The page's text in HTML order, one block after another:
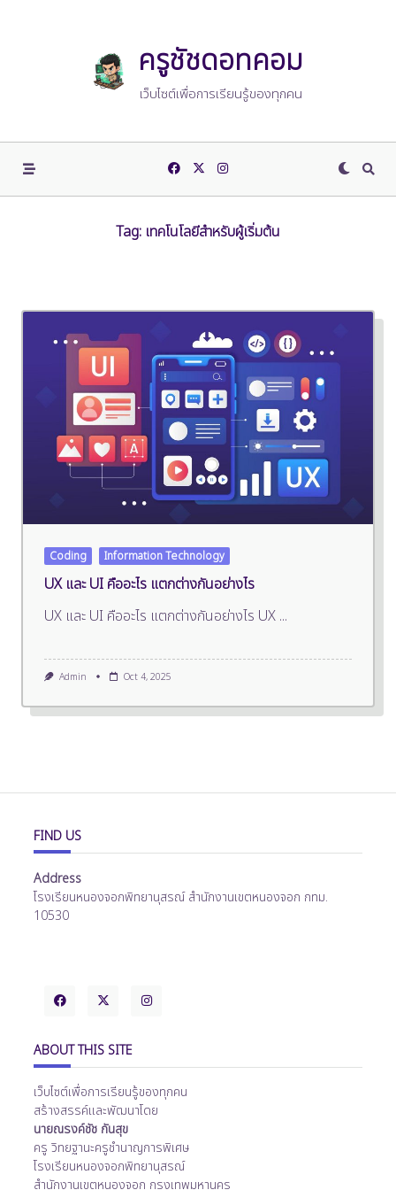
ครูชัชดอทคอม
เว็บไซต์เพื่อการเรียนรู้ของทุกคน
Tag: เทคโนโลยีสำหรับผู้เริ่มต้น
Coding Information Technology
UX และ UI คืออะไร แตกต่างกันอย่างไร
UX และ UI คืออะไร แตกต่างกันอย่างไร UX ...
Admin Oct 4, 2025
FIND US
Address
โรงเรียนหนองจอกพิทยานุสรณ์ สำนักงานเขตหนองจอก กทม.
10530
ABOUT THIS SITE
เว็บไซต์เพื่อการเรียนรู้ของทุกคน
สร้างสรรค์และพัฒนาโดย
นายณรงค์ชัช กันสุข
ครู วิทยฐานะครูชำนาญการพิเศษ
โรงเรียนหนองจอกพิทยานุสรณ์
สำนักงานเขตหนองจอก กรุงเทพมหานคร